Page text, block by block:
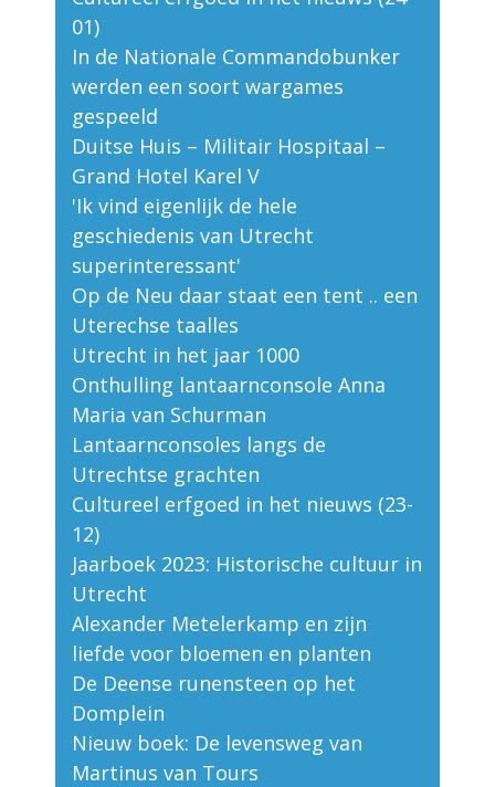
01)
In de Nationale Commandobunker
werden een soort wargames
gespeeld
Duitse Huis – Militair Hospitaal –
Grand Hotel Karel V
'Ik vind eigenlijk de hele
geschiedenis van Utrecht
superinteressant'
Op de Neu daar staat een tent .. een
Uterechse taalles
Utrecht in het jaar 1000
Onthulling lantaarnconsole Anna
Maria van Schurman
Lantaarnconsoles langs de
Utrechtse grachten
Cultureel erfgoed in het nieuws (23-
12)
Jaarboek 2023: Historische cultuur in
Utrecht
Alexander Metelerkamp en zijn
liefde voor bloemen en planten
De Deense runensteen op het
Domplein
Nieuw boek: De levensweg van
Martinus van Tours